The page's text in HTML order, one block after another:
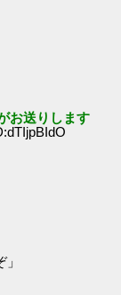
お送りします